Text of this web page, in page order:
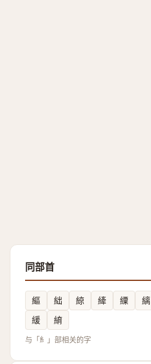
同部首
䌔 絀 綡 縴 䌚 縭
緩
䋭
与「糹」部相关的字